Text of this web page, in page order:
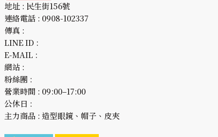
地址 : 民生街156號
連絡電話 : 0908-102337
傳真 :
LINE ID :
E-MAIL :
網站 :
粉絲團 :
營業時間 : 09:00–17:00
公休日 :
主力商品 : 造型眼鏡、帽子、皮夾